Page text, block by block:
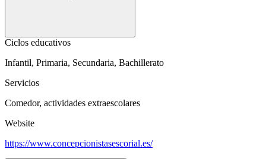
Ciclos educativos
Infantil, Primaria, Secundaria, Bachillerato
Servicios
Comedor, actividades extraescolares
Website
https://www.concepcionistasescorial.es/